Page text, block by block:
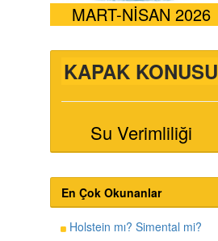
MART-NİSAN 2026
KAPAK KONUSU
Su Verimliliği
En Çok Okunanlar
Holstein mı? Simental mi?